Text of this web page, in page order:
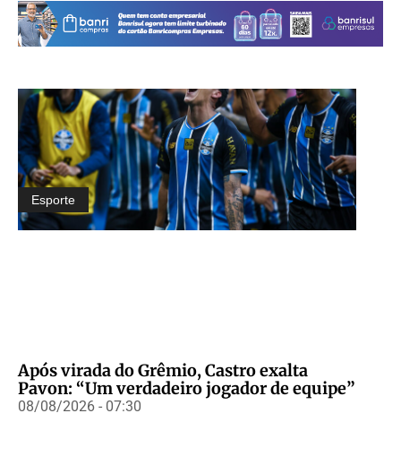
Esporte
Após virada do Grêmio, Castro exalta
Pavon: “Um verdadeiro jogador de equipe”
08/08/2026 - 07:30